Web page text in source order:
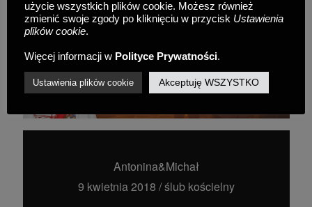
Antonina&Michał
9 kwietnia 2018 /ślub kościelny
użycie wszystkich plików cookie. Możesz również
zmienić swoje zgody po kliknięciu w przycisk Ustawienia
plików cookie.
Więcej informacji w Polityce Prywatności.
Ustawienia plików cookie Akceptuję WSZYSTKO